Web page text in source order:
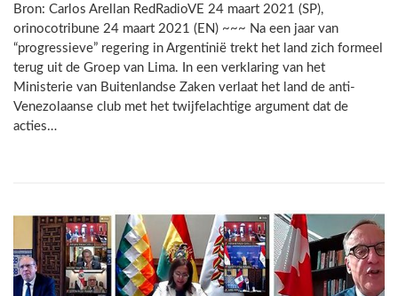
Bron: Carlos Arellan RedRadioVE 24 maart 2021 (SP),
orinocotribune 24 maart 2021 (EN) ~~~ Na een jaar van
“progressieve” regering in Argentinië trekt het land zich formeel
terug uit de Groep van Lima. In een verklaring van het
Ministerie van Buitenlandse Zaken verlaat het land de anti-
Venezolaanse club met het twijfelachtige argument dat de
acties…